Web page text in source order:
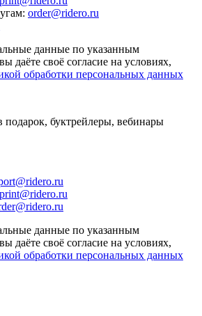
: order@ridero.ru
данные по указанным
даёте своё согласие на условиях,
обработки персональных данных
буктрейлеры, вебинары
print@ridero.ru
данные по указанным
даёте своё согласие на условиях,
обработки персональных данных